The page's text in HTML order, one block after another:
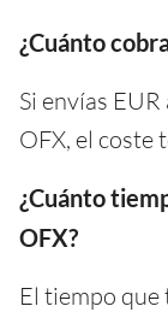
¿Cuánto
Si envías
OFX, el coste
¿Cuánto
OFX?
El tiempo